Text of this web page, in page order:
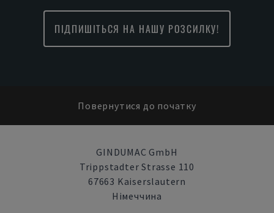
ПІДПИШІТЬСЯ НА НАШУ РОЗСИЛКУ!
Повернутися до початку
GINDUMAC GmbH
Trippstadter Strasse 110
67663 Kaiserslautern
Німеччина